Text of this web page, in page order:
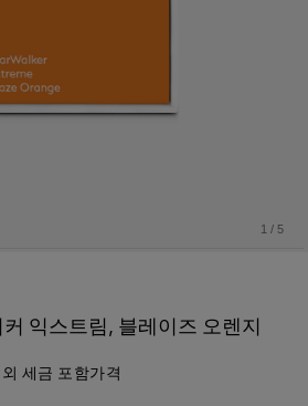
1 / 5
익스트림, 블레이즈 오렌지
세금 포함가격